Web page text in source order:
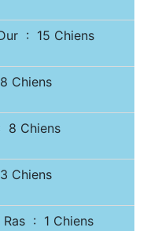
: 15 Chiens
Chiens
8 Chiens
Chiens
Ras : 1 Chiens